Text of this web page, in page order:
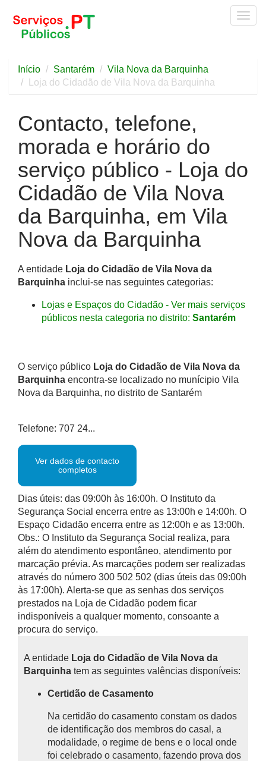
Início Santarém
Vila Nova da Barquinha
Loja do Cidadão de Vila Nova da Barquinha
Contacto, telefone,
morada e horário do
serviço público - Loja do
Cidadão de Vila Nova
da Barquinha, em Vila
Nova da Barquinha
A entidade Loja do Cidadão de Vila Nova da
Barquinha inclui-se nas seguintes categorias:
Lojas e Espaços do Cidadão - Ver mais serviços
públicos nesta categoria no distrito: Santarém
O serviço público Loja do Cidadão de Vila Nova da
Barquinha encontra-se localizado no munícipio Vila
Nova da Barquinha, no distrito de Santarém
Telefone: 707 24...
Ver dados de contacto
completos
Dias úteis: das 09:00h às 16:00h. O Instituto da
Segurança Social encerra entre as 13:00h e 14:00h. O
Espaço Cidadão encerra entre as 12:00h e as 13:00h.
Obs.: O Instituto da Segurança Social realiza, para
além do atendimento espontâneo, atendimento por
marcação prévia. As marcações podem ser realizadas
através do número 300 502 502 (dias úteis das 09:00h
às 17:00h). Alerta-se que as senhas dos serviços
prestados na Loja de Cidadão podem ficar
indisponíveis a qualquer momento, consoante a
procura do serviço.
A entidade Loja do Cidadão de Vila Nova da
Barquinha tem as seguintes valências disponíveis:
Certidão de Casamento
Na certidão do casamento constam os dados
de identificação dos membros do casal, a
modalidade, o regime de bens e o local onde
foi celebrado o casamento, fazendo prova dos